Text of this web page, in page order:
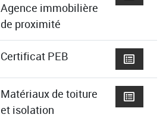
Agence immobilière
de proximité
Certificat PEB
Matériaux de toiture
et isolation